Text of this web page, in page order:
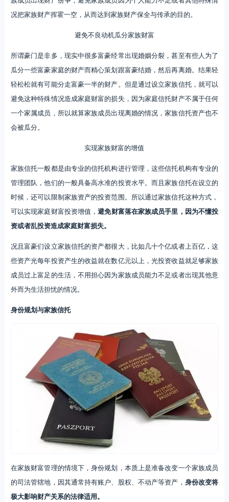
况把家族财产挥霍一空，从而达到家族财产保全与传承的目的。
避免不良动机瓜分家族财富
所谓豪门是非多，现实中很多富豪经常出现婚姻分裂，甚至有些人为了
瓜分一些富豪家庭的财产而精心策划跟富豪结婚，然后再离婚。结果轻
轻松松就有可能分走富豪一半的财产。但是通过设立家族信托，就可以
避免这种特殊情况造成家庭财富的损失，因为家庭信托财产不属于任何
一个家属成员，所以就算家族成员出现离婚的情况，家族信托资产也不
会被瓜分。
实现家族财富的增值
家族信托一般都是由专业的信托机构进行管理，这些信托机构有专业的
管理团队，他们的一般具备高水准的投资水平。而且家族信托在设立的
时候，还可以限制家族资产的投资范围。所以通过家族信托这种方式，
可以实现家庭财富投资增值，避免财富落在家族成员手里，因为不懂投
资或者乱投资造成家庭财富损失。
况且富豪们设立家族信托的资产都很大，比如几十个亿或者上百亿，这
些资产光每年投资产生的收益就在数亿元以上，光投资收益就足够家族
成员过上富足的生活，不用担心因为家族成员能力不足或者出现其他意
外而为生活担忧的情况。
身份规划与家族信托
在家族财富管理的情境下，身份规划，本质上是准备改变一个家族成员
的司法管辖地，因其通常持有账户、股权、不动产等资产， 身份改变将
极大影响财产关系的法律适用。